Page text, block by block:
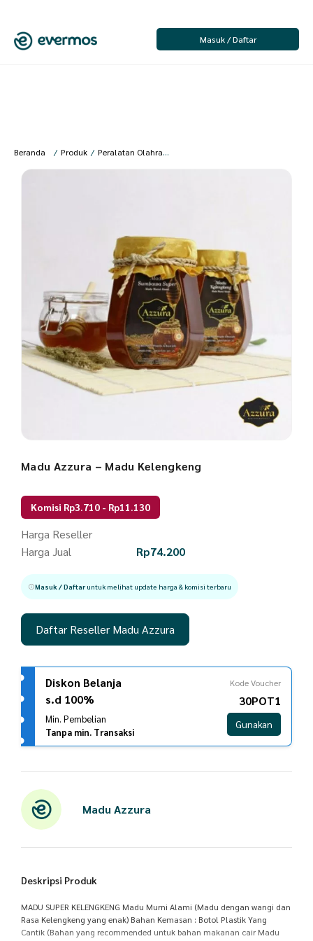
Masuk / Daftar
Beranda / Produk / Peralatan Olahraga
Madu Azzura – Madu Kelengkeng
Komisi Rp3.710 - Rp11.130
Harga Reseller
Harga Jual
Rp74.200
Masuk / Daftaruntuk melihat update harga & komisi terbaru
Daftar Reseller Madu Azzura
Diskon Belanja
s.d 100%
Min. Pembelian
Tanpa min. Transaksi
Kode Voucher
30POT1
Gunakan
Madu Azzura
Deskripsi Produk
MADU SUPER KELENGKENG Madu Murni Alami (Madu dengan wangi dan
Rasa Kelengkeng yang enak) Bahan Kemasan : Botol Plastik Yang
Cantik (Bahan yang recommended untuk bahan makanan cair Madu